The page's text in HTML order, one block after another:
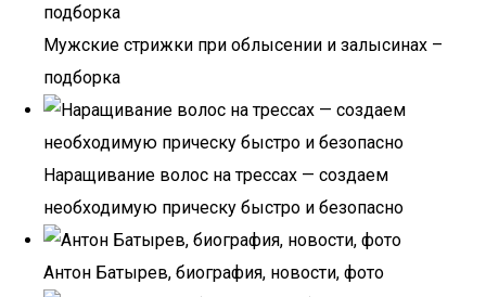
Мужские стрижки при облысении и залысинах –
подборка
Наращивание волос на трессах — создаем
необходимую прическу быстро и безопасно
Антон Батырев, биография, новости, фото